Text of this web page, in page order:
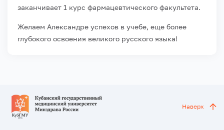
заканчивает 1 курс фармацевтического факультета.
Желаем Александре успехов в учебе, еще более
глубокого освоения великого русского языка!
Наверх